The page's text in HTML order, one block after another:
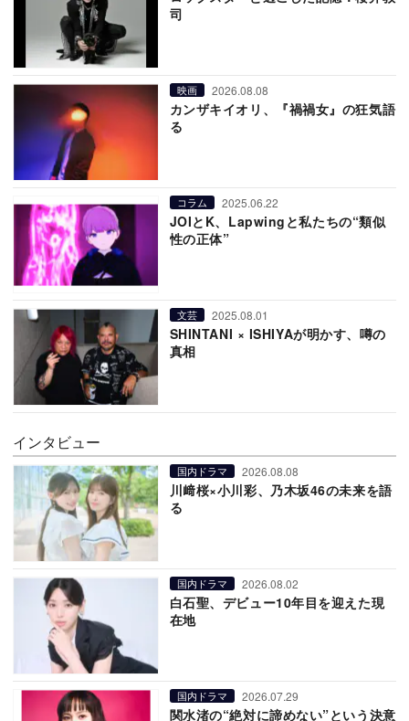
司
映画 2026.08.08
カンザキイオリ、『禍禍女』の狂気語
る
コラム 2025.06.22
JOIとK、Lapwingと私たちの“類似
性の正体”
文芸 2025.08.01
SHINTANI × ISHIYAが明かす、噂の
真相
インタビュー
国内ドラマ 2026.08.08
川﨑桜×小川彩、乃木坂46の未来を語
る
国内ドラマ 2026.08.02
白石聖、デビュー10年目を迎えた現
在地
国内ドラマ 2026.07.29
関水渚の“絶対に諦めない”という決意